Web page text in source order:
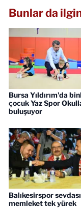
Bunlar da
Bursa Yıldırım'da
çocuk Yaz Spor
buluşuyor
Balıkesirspor
memleket tek yürek